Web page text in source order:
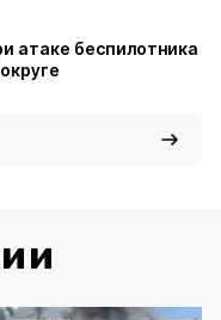
атаке беспилотника